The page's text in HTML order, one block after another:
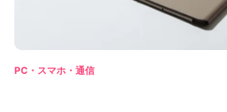
PC・スマホ・通信